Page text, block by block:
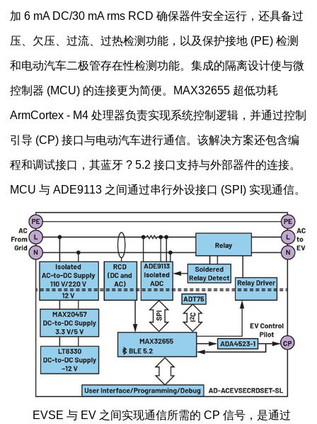
加 6 mA DC/30 mA rms RCD 确保器件安全运行，还具备过
压、欠压、过流、过热检测功能，以及保护接地 (PE) 检测
和电动汽车二极管存在性检测功能。集成的隔离设计使与微
控制器 (MCU) 的连接更为简便。MAX32655 超低功耗
ArmCortex - M4 处理器负责实现系统控制逻辑，并通过控制
引导 (CP) 接口与电动汽车进行通信。该解决方案还包含编
程和调试接口，其蓝牙 ? 5.2 接口支持与外部器件的连接。
MCU 与 ADE9113 之间通过串行外设接口 (SPI) 实现通信。
EVSE 与 EV 之间实现通信所需的 CP 信号，是通过